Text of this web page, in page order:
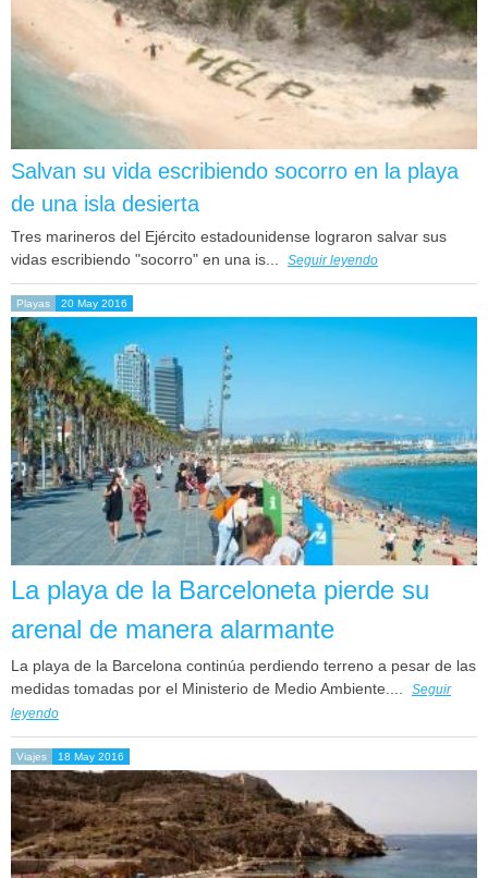
Salvan su vida escribiendo socorro en la playa
de una isla desierta
Tres marineros del Ejército estadounidense lograron salvar sus
vidas escribiendo "socorro" en una is... Seguir leyendo
Playas 20 May 2016
La playa de la Barceloneta pierde su
arenal de manera alarmante
La playa de la Barcelona continúa perdiendo terreno a pesar de las
medidas tomadas por el Ministerio de Medio Ambiente.... Seguir
leyendo
Viajes 18 May 2016